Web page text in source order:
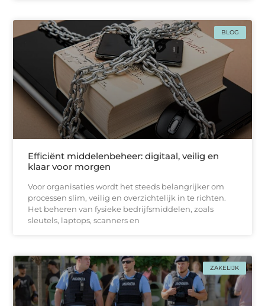
BLOG
Efficiënt middelenbeheer: digitaal, veilig en
klaar voor morgen
Voor organisaties wordt het steeds belangrijker om
processen slim, veilig en overzichtelijk in te richten.
Het beheren van fysieke bedrijfsmiddelen, zoals
sleutels, laptops, scanners en
ZAKELIJK